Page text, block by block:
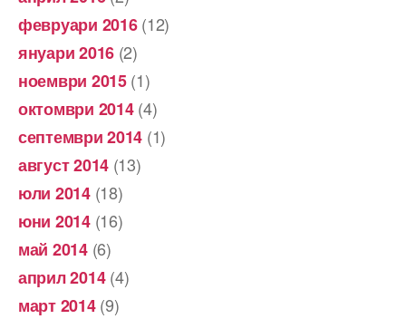
февруари 2016(12)
януари 2016 (2)
ноември 2015(1)
октомври 2014(4)
септември 2014 (1)
август 2014 (13)
юли 2014(18)
юни 2014(16)
май 2014(6)
април 2014(4)
март 2014(9)